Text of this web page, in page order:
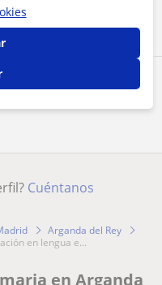
Cuéntanos
Arganda del Rey
en lengua e...
en Arganda